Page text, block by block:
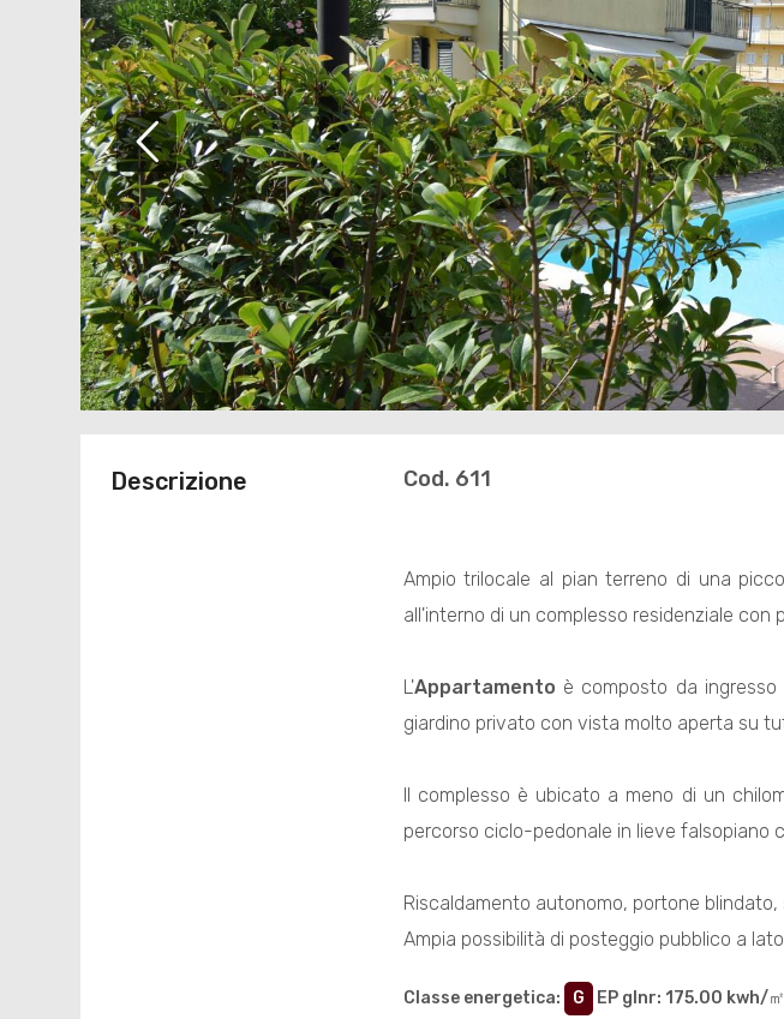
[
Descrizione Cod. 611
Ampio trilocale al pian terreno di una
all'interno di un complesso residenziale con
L'Appartamento è composto da
giardino privato con vista molto aperta su
Il complesso è ubicato a meno di un
percorso ciclo-pedonale in lieve falsopiano
Riscaldamento autonomo, portone
Ampia possibilità di posteggio pubblico a
Classe energetica: G EP glnr: 175.00 kwh/㎡